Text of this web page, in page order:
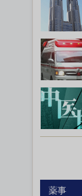
薬事